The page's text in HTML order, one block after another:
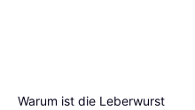
Warum ist die Leberwurst